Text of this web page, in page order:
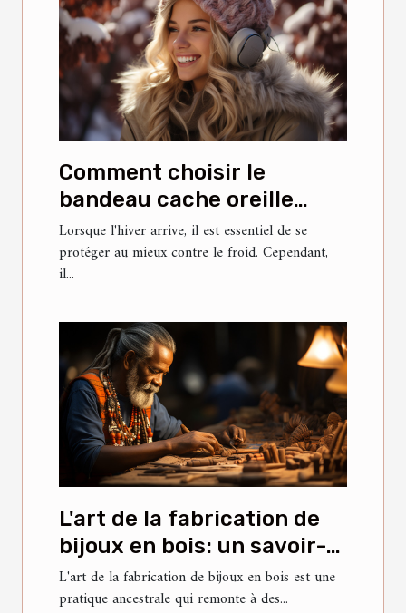
Comment choisir le
bandeau cache oreille
parfait pour l'hiver
Lorsque l'hiver arrive, il est essentiel de se
protéger au mieux contre le froid. Cependant,
il...
L'art de la fabrication de
bijoux en bois: un savoir-
faire ancestral
L'art de la fabrication de bijoux en bois est une
pratique ancestrale qui remonte à des...